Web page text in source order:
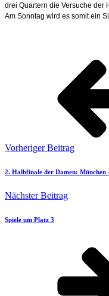
drei Quartern die Versuche der
Am Sonntag wird es somit ein
Vorheriger Beitrag
2. Halbfinale der Damen: München
Nächster Beitrag
Spiele um Platz 3